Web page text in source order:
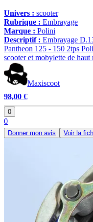
Univers : scooter
Rubrique : Embrayage
Marque : Polini
Descriptif : Embrayage
Pantheon 125 - 150 2tps
scooter et mobylette de haut
Maxiscoot
98,00 €
0
0
Donner mon avis Voir la